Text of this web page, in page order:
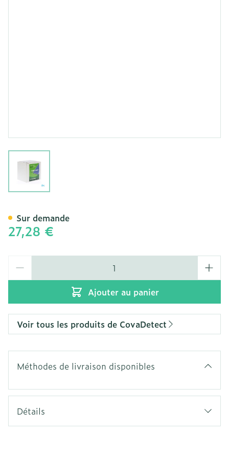
27,28 €
Ajouter au panier
Sur demande
Voir tous les produits de CovaDetect
Méthodes de livraison disponibles
Détails